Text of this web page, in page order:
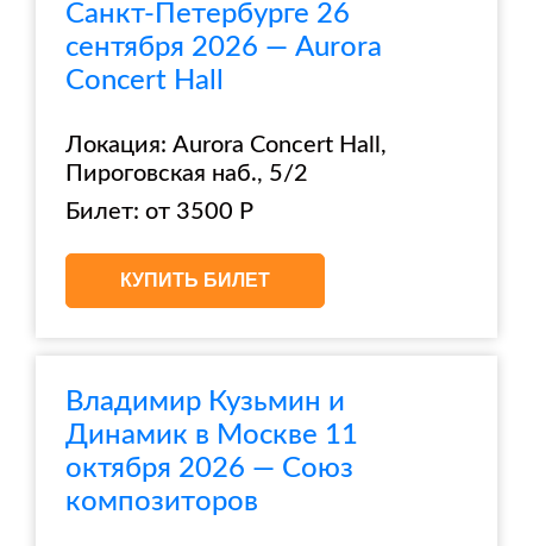
Санкт-Петербурге 26
сентября 2026 — Aurora
Concert Hall
Локация: Aurora Concert Hall,
Пироговская наб., 5/2
Билет: от 3500 Р
КУПИТЬ БИЛЕТ
Владимир Кузьмин и
Динамик в Москве 11
октября 2026 — Союз
композиторов